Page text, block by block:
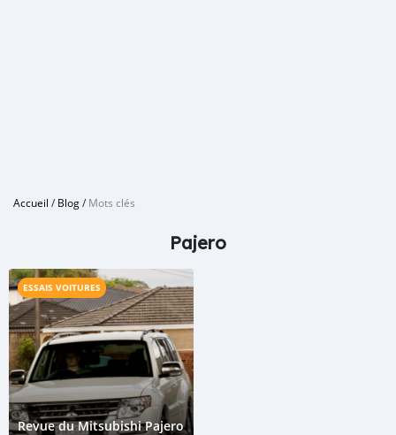
Accueil /Blog/Mots clés
Pajero
ESSAIS VOITURES
Revue du Mitsubishi Pajero